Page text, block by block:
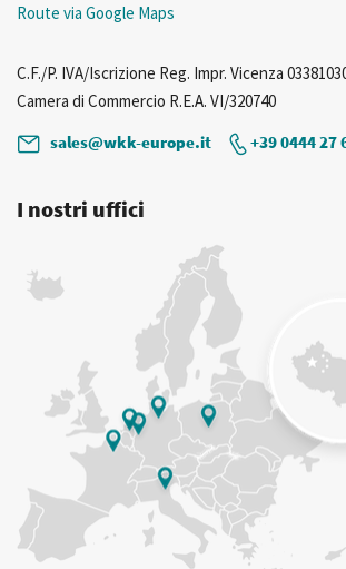
Route via Google Maps
C.F./P. IVA/Iscrizione Reg. Impr. Vicenza
Camera di Commercio R.E.A. VI/320740
sales@wkk-europe.it
+39 0444 27
I nostri uffici